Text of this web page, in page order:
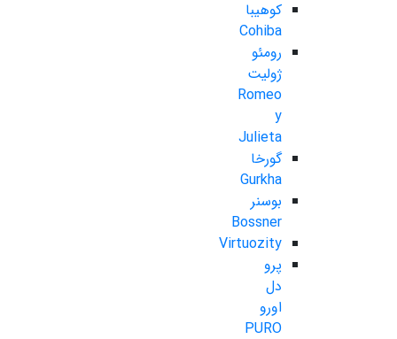
کوهیبا
Cohiba
رومئو
ژولیت
Romeo
y
Julieta
گورخا
Gurkha
بوسنر
Bossner
Virtuozity
پرو
دل
اورو
PURO